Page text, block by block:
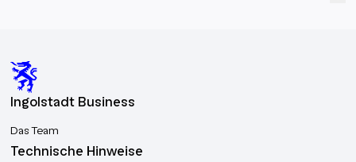
Ingolstadt Business
Das Team
Technische Hinweise